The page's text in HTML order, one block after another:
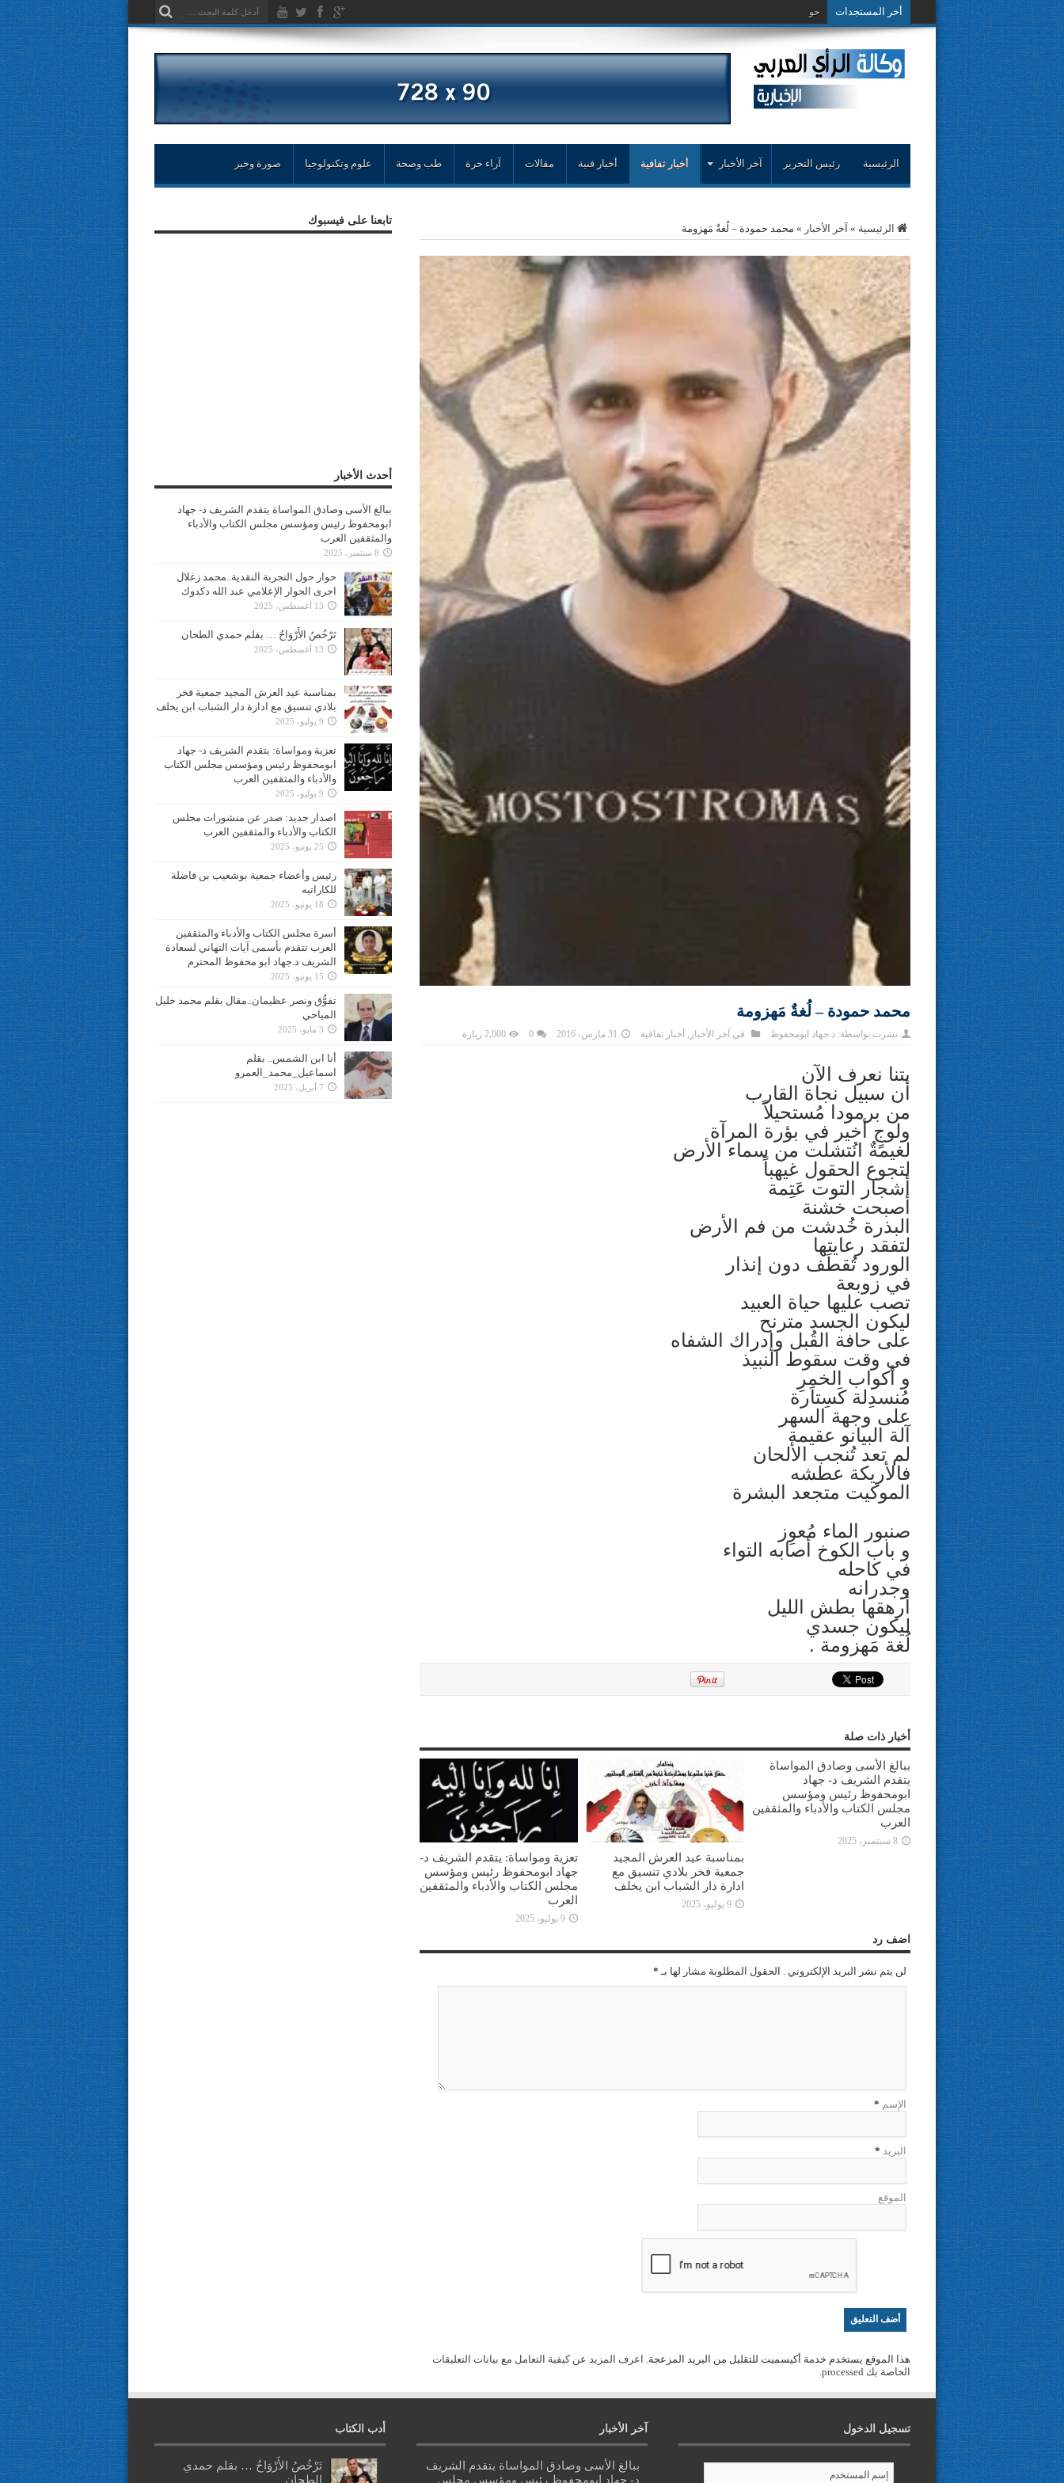
أخر المستجدات حوار حول التجربة
الرئيسية رئيس التحرير آخر الأخبار أخبار ثقافية أخبار فنية مقالات آراء حرة طب وصحة علوم وتكنولوجيا صورة وخبر
الرئيسية » آخر الأخبار » محمد حمودة – لُغةٌ مَهزومة
محمد حمودة – لُغةٌ مَهزومة
نشرت بواسطة:د.جهاد ابومحفوظ في آخر الأخبار أخبار ثقافية 31 مارس، 2016 0 2,000 زيارة
بتنا نعرف الآن
أن سبيل نجاة القارب
من برمودا مُستحيلاً
ولوجٍ أخير في بؤرة المرآة
لغيمةٌ انُتشلت من سماء الأرض
لتجوع الحقول غيهباً
أشجار التوت عَتِمة
أصبحت خشنة
البذرة خُدشت من فم الأرض
لتفقد رعايتها
الورود تُقطَف دون إنذار
في زوبعة
تصب عليها حياة العبيد
ليكون الجسد مترنح
على حافة القُبل وإدراك الشفاه
في وقت سقوط النبيذ
و أكواب الخمرِ
مُنسدِلة كَسِتاَرة
على وجهة السهر
آلة البيانو عقيمة
لم تعد تُنجب الألحان
فالأريكة عطشه
الموكيت متجعد البشرة
صنبور الماء مُعوِز
و باب الكوخ أصابه التواء
في كاحله
وجدرانه
أرهقها بطش الليل
ليكون جسدي
لُغة مَهزومة .
أخبار ذات صلة
ببالغ الأسى وصادق المواساة
يتقدم الشريف د- جهاد
ابومحفوظ رئيس ومؤسس
مجلس الكتاب والأدباء والمثقفين
العرب
8 سبتمبر، 2025
بمناسبة عيد العرش المجيد
جمعية فخر بلادي تنسيق مع
ادارة دار الشباب ابن يخلف
9 يوليو، 2025
تعزية ومواساة: يتقدم الشريف د-
جهاد ابومحفوظ رئيس ومؤسس
مجلس الكتاب والأدباء والمثقفين
العرب
9 يوليو، 2025
اضف رد
لن يتم نشر البريد الإلكتروني . الحقول المطلوبة مشار لها بـ *
الإسم *
البريد *
الموقع
هذا الموقع يستخدم خدمة أكيسميت للتقليل من البريد المزعجة. اعرف المزيد عن كيفية التعامل مع بيانات التعليقات
الخاصة بك processed
تابعنا على فيسبوك
أحدث الأخبار
ببالغ الأسى وصادق المواساة يتقدم الشريف د- جهاد
ابومحفوظ رئيس ومؤسس مجلس الكتاب والأدباء
والمثقفين العرب
8 سبتمبر، 2025
حوار حول التجربة النقدية..محمد زغلال
اجرى الحوار الإعلامي عبد الله دكدوك
13 أغسطس، 2025
تَرْخُصُ الأَرْوَاحُ … بقلم حمدي الطحان
13 أغسطس، 2025
بمناسبة عيد العرش المجيد جمعية فخر
بلادي تنسيق مع ادارة دار الشباب ابن يخلف
9 يوليو، 2025
تعزية ومواساة: يتقدم الشريف د- جهاد
ابومحفوظ رئيس ومؤسس مجلس الكتاب
والأدباء والمثقفين العرب
9 يوليو، 2025
اصدار جديد: صدر عن منشورات مجلس
الكتاب والأدباء والمثقفين العرب
25 يونيو، 2025
رئيس وأعضاء جمعية بوشعيب بن فاضلة
للكاراتيه
18 يونيو، 2025
أسرة مجلس الكتاب والأدباء والمثقفين
العرب تتقدم بأسمى آيات التهاني لسعادة
الشريف د.جهاد ابو محفوظ المحترم
15 يونيو، 2025
تفوُّق ونصر عظيمان..مقال بقلم محمد خليل
المياحي
3 مايو، 2025
أنا ابن الشمس.. بقلم
اسماعيل_محمد_العمرو
7 أبريل، 2025
تسجيل الدخول آخر الأخبار
ببالغ الأسى وصادق المواساة يتقدم الشريف
د- جهاد ابومحفوظ رئيس ومؤسس مجلس
أدب الكتاب
تَرْخُصُ الأَرْوَاحُ … بقلم حمدي
الطحان